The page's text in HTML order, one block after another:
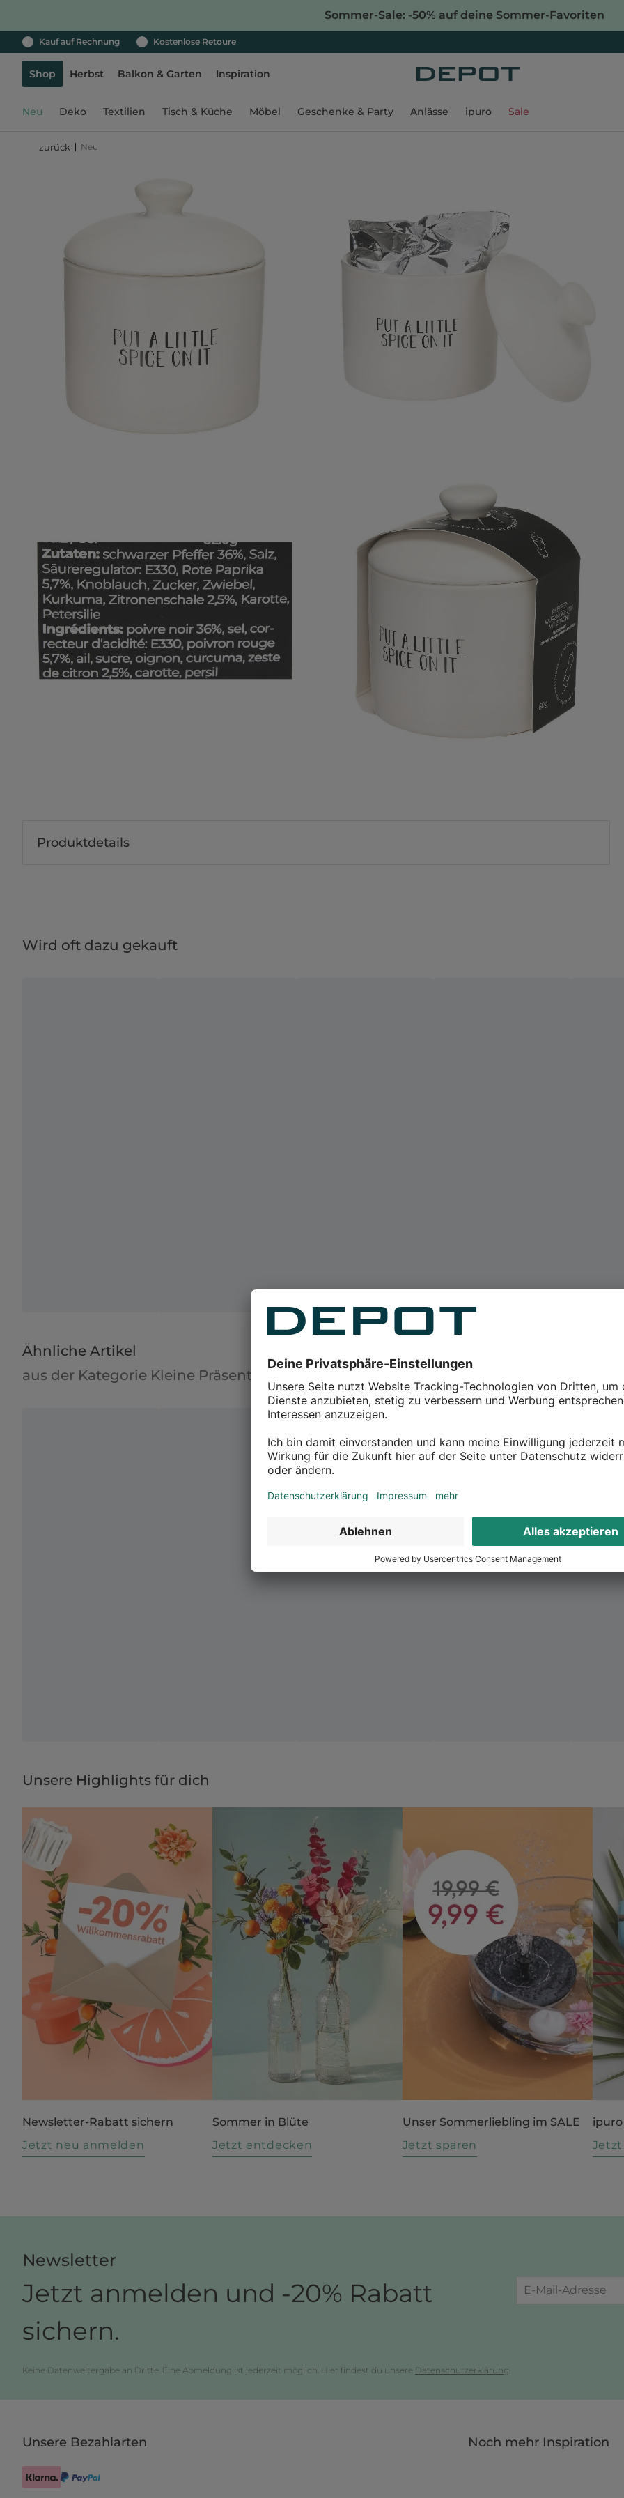
Sommer-Sale: -50% auf deine Sommer-Favoriten
Kauf auf Rechnung Kostenlose Retoure
Shop Herbst Balkon & Garten Inspiration
Neu Deko Textilien Tisch & Küche Möbel Geschenke & Party Anlässe ipuro Sale
zurück Neu
Produktdetails
Wird oft dazu gekauft
Ähnliche Artikel
aus der Kategorie Kleine Präsente als Adventskalender-Füllung
Unsere Highlights für dich
Newsletter-Rabatt sichern
Jetzt neu anmelden
Sommer in Blüte
Jetzt entdecken
Unser Sommerliebling im SALE
Jetzt sparen
ipuro
Newsletter
Jetzt anmelden und -20% Rabatt
sichern.
Keine Datenweitergabe an Dritte. Eine Abmeldung ist jederzeit möglich. Hier findest du unsere Datenschutzerklärung.
Unsere Bezahlarten Noch mehr Inspiration